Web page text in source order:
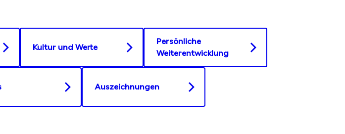
Kultur und Werte
Persönliche
Weiterentwicklung
Auszeichnungen